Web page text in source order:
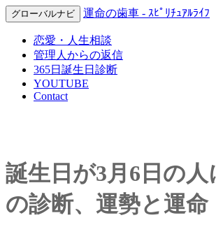
グローバルナビ 運命の歯車 - ｽﾋﾟﾘﾁｭｱﾙﾗｲﾌ
恋愛・人生相談
管理人からの返信
365日誕生日診断
YOUTUBE
Contact
誕生日が3月6日の人
の診断、運勢と運命